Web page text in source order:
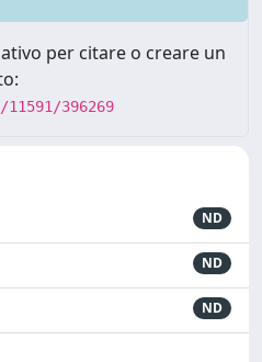
per citare o creare un
396269
ND
ND
ND